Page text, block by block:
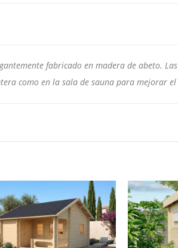
fabricado en madera de abeto.
como en la sala de sauna para mejorar